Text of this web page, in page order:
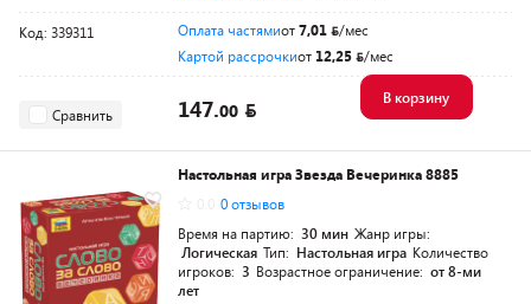
Код: 339311 Оплата частямиот7,01
/мес
Картой рассрочкиот 12,25 /мес
Сравнить 147.00
В корзину
Настольная игра Звезда Вечеринка 8885
0 отзывов
Время на партию: 30 мин Жанр игры:
Логическая Тип: Настольная игра Количество
игроков: 3 Возрастное ограничение: от 8-ми
лет